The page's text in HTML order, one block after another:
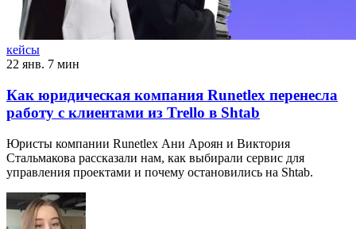
кейсы
22 янв. 7 мин
Как юридическая компания Runetlex перенесла
работу с клиентами из Trello в Shtab
Юристы компании Runetlex Ани Ароян и Виктория
Стальмакова рассказали нам, как выбирали сервис для
управления проектами и почему остановились на Shtab.